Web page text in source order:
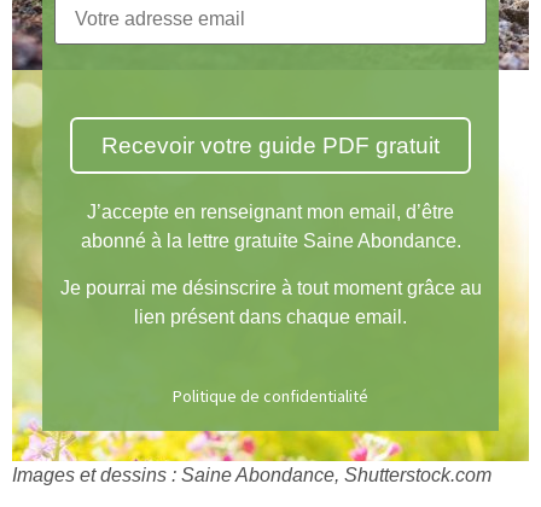
J’accepte en renseignant mon email, d’être
abonné à la lettre gratuite Saine Abondance.
Je pourrai me désinscrire à tout moment grâce au
lien présent dans chaque email.
Politique de confidentialité
Images et dessins : Saine Abondance, Shutterstock.com